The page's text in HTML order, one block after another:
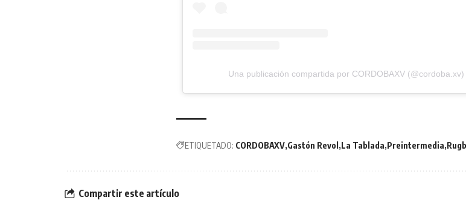
Una publicación compartida por CORDOBAXV (@cordoba.xv)
ETIQUETADO: CORDOBAXV Gastón Revol La Tablada Preintermedia
Compartir este artículo